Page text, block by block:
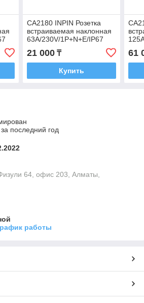
CA2180 INPIN Розетка
встраиваемая наклонная
63A/230V/1P+N+E/IP67
21 000₸
Купить
61
последний год
64, офис 203, Алматы,
работы